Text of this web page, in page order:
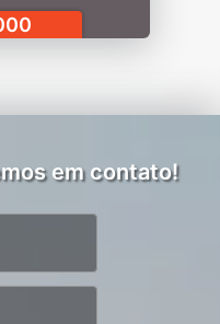
em contato!